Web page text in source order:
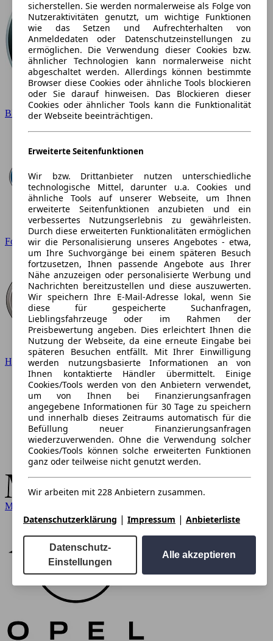
BMW
Ford
Hyundai
Mercedes-Benz
sicherstellen. Sie werden normalerweise als Folge von
Nutzeraktivitäten genutzt, um wichtige Funktionen
wie das Setzen und Aufrechterhalten von
Anmeldedaten oder Datenschutzeinstellungen zu
ermöglichen. Die Verwendung dieser Cookies bzw.
ähnlicher Technologien kann normalerweise nicht
abgeschaltet werden. Allerdings können bestimmte
Browser diese Cookies oder ähnliche Tools blockieren
oder Sie darauf hinweisen. Das Blockieren dieser
Cookies oder ähnlicher Tools kann die Funktionalität
der Webseite beeinträchtigen.
Erweiterte Seitenfunktionen
Wir bzw. Drittanbieter nutzen unterschiedliche
technologische Mittel, darunter u.a. Cookies und
ähnliche Tools auf unserer Webseite, um Ihnen
erweiterte Seitenfunktionen anzubieten und ein
verbessertes Nutzungserlebnis zu gewährleisten.
Durch diese erweiterten Funktionalitäten ermöglichen
wir die Personalisierung unseres Angebotes - etwa,
um Ihre Suchvorgänge bei einem späteren Besuch
fortzusetzen, Ihnen passende Angebote aus Ihrer
Nähe anzuzeigen oder personalisierte Werbung und
Nachrichten bereitzustellen und diese auszuwerten.
Wir speichern Ihre E-Mail-Adresse lokal, wenn Sie
diese für gespeicherte Suchanfragen,
Lieblingsfahrzeuge oder im Rahmen der
Preisbewertung angeben. Dies erleichtert Ihnen die
Nutzung der Webseite, da eine erneute Eingabe bei
späteren Besuchen entfällt. Mit Ihrer Einwilligung
werden nutzungsbasierte Informationen an von
Ihnen kontaktierte Händler übermittelt. Einige
Cookies/Tools werden von den Anbietern verwendet,
um von Ihnen bei Finanzierungsanfragen
angegebene Informationen für 30 Tage zu speichern
und innerhalb dieses Zeitraums automatisch für die
Befüllung neuer Finanzierungsanfragen
wiederzuverwenden. Ohne die Verwendung solcher
Cookies/Tools können solche erweiterten Funktionen
ganz oder teilweise nicht genutzt werden.
Wir arbeiten mit 228 Anbietern zusammen.
Datenschutzerklärung | Impressum | Anbieterliste
Datenschutz-
Einstellungen
Alle akzeptieren